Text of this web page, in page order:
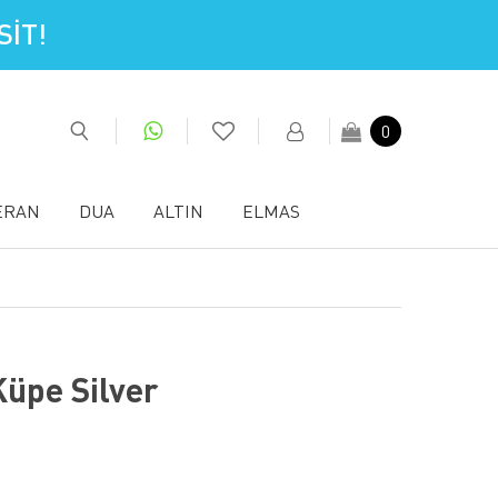
0
DUA ALTIN ELMAS
Silver